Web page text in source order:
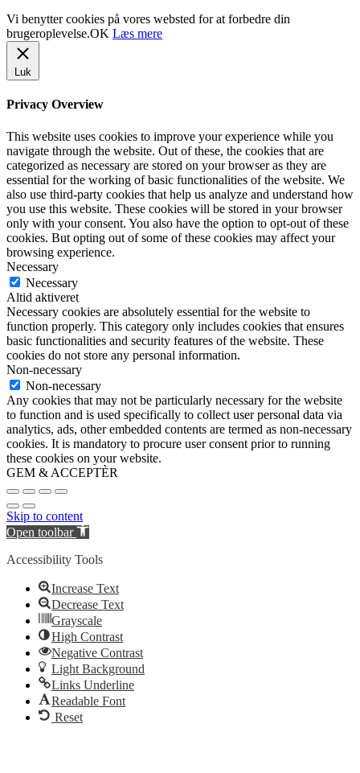
Vi benytter cookies på vores websted for at forbedre din
brugeroplevelse.OK Læs mere
Luk
Privacy Overview
This website uses cookies to improve your experience while you
navigate through the website. Out of these, the cookies that are
categorized as necessary are stored on your browser as they are
essential for the working of basic functionalities of the website. We
also use third-party cookies that help us analyze and understand how
you use this website. These cookies will be stored in your browser
only with your consent. You also have the option to opt-out of these
cookies. But opting out of some of these cookies may affect your
browsing experience.
Necessary
Necessary
Altid aktiveret
Necessary cookies are absolutely essential for the website to
function properly. This category only includes cookies that ensures
basic functionalities and security features of the website. These
cookies do not store any personal information.
Non-necessary
Non-necessary
Any cookies that may not be particularly necessary for the website
to function and is used specifically to collect user personal data via
analytics, ads, other embedded contents are termed as non-necessary
cookies. It is mandatory to procure user consent prior to running
these cookies on your website.
GEM & ACCEPTÈR
Skip to content
Open toolbar
Accessibility Tools
Increase Text
Decrease Text
Grayscale
High Contrast
Negative Contrast
Light Background
Links Underline
Readable Font
Reset